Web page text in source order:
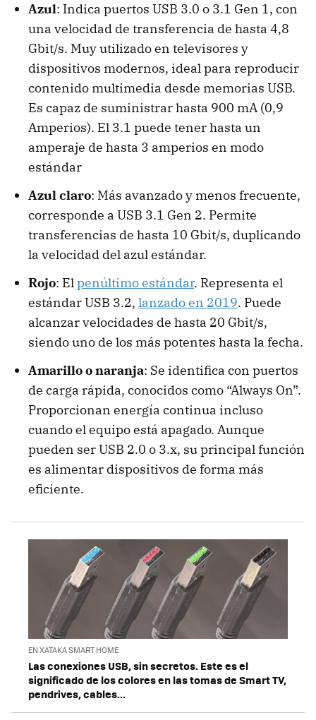
Azul: Indica puertos USB 3.0 o 3.1 Gen 1, con
una velocidad de transferencia de hasta 4,8
Gbit/s. Muy utilizado en televisores y
dispositivos modernos, ideal para reproducir
contenido multimedia desde memorias USB.
Es capaz de suministrar hasta 900 mA (0,9
Amperios). El 3.1 puede tener hasta un
amperaje de hasta 3 amperios en modo
estándar
Azul claro: Más avanzado y menos frecuente,
corresponde a USB 3.1 Gen 2. Permite
transferencias de hasta 10 Gbit/s, duplicando
la velocidad del azul estándar.
Rojo: Elpenúltimo estándar. Representa el
estándar USB 3.2, lanzado en 2019. Puede
alcanzar velocidades de hasta 20 Gbit/s,
siendo uno de los más potentes hasta la fecha.
Amarillo o naranja: Se identifica con puertos
de carga rápida, conocidos como “Always On”.
Proporcionan energía continua incluso
cuando el equipo está apagado. Aunque
pueden ser USB 2.0 o 3.x, su principal función
es alimentar dispositivos de forma más
eficiente.
EN XATAKA SMART HOME
Las conexiones USB, sin secretos. Este es el
significado de los colores en las tomas de Smart TV,
pendrives, cables...